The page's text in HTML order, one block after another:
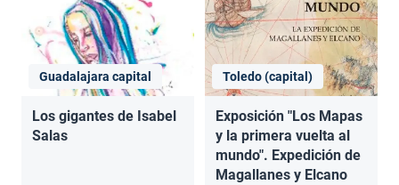
Guadalajara capital
Los gigantes de Isabel
Salas
Toledo (capital)
Exposición "Los Mapas
y la primera vuelta al
mundo". Expedición de
Magallanes y Elcano